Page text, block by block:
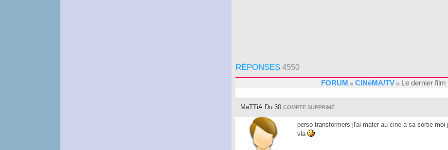
RÉPONSES 4550
FORUM CINéMA/TV Le dernier film
MaTTiA.Du.30 COMPTE SUPPRIMÉ
perso transformers jl'ai mater au cine a sa sortie
vla